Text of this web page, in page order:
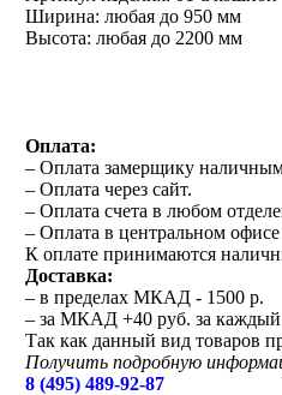
Ширина:любая до 950 мм
Высота:любая до 2200 мм
Оплата:
– Оплата замерщику
– Оплата через сайт.
– Оплата счета в любом
– Оплата в центральном
К оплате принимаются
Доставка:
– в пределах МКАД - 1500 р.
– за МКАД +40 руб. за
Так как данный вид товаров
Получить подробную
8 (495) 489-92-87